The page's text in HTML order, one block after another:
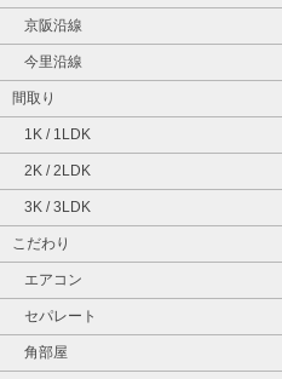
京阪沿線
今里沿線
間取り
1K / 1LDK
2K / 2LDK
3K / 3LDK
こだわり
エアコン
セパレート
角部屋